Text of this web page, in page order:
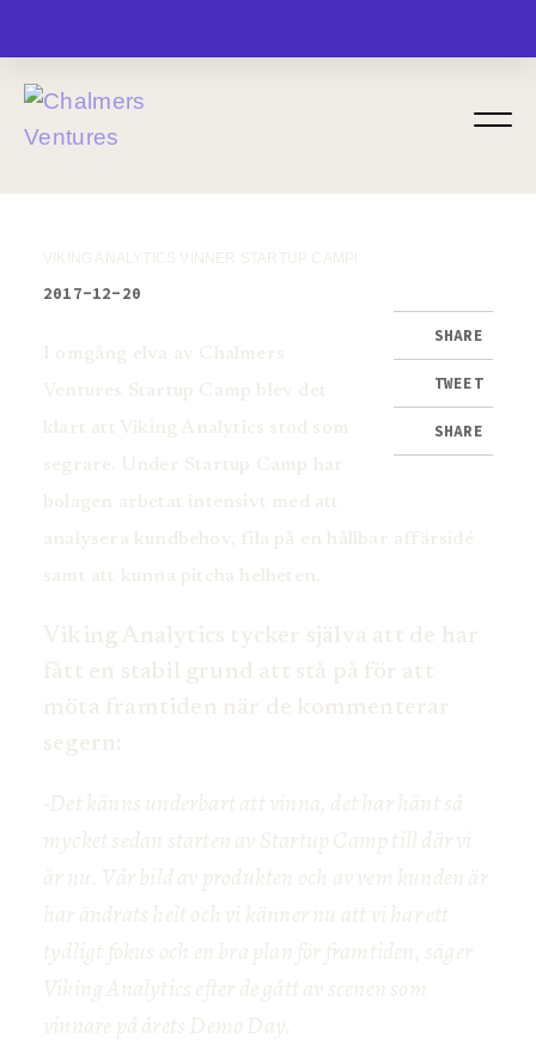
VIKING ANALYTICS VINNER STARTUP CAMP!
2017-12-20
SHARE
TWEET
SHARE
I omgång elva av Chalmers
Ventures Startup Camp blev det
klart att Viking Analytics stod som
segrare. Under Startup Camp har
bolagen arbetat intensivt med att
analysera kundbehov, fila på en hållbar affärsidé
samt att kunna pitcha helheten.
Viking Analytics tycker själva att de har
fått en stabil grund att stå på för att
möta framtiden när de kommenterar
segern:
-Det känns underbart att vinna, det har hänt så
mycket sedan starten av Startup Camp till där vi
är nu. Vår bild av produkten och av vem kunden är
har ändrats helt och vi känner nu att vi har ett
tydligt fokus och en bra plan för framtiden, säger
Viking Analytics efter de gått av scenen som
vinnare på årets Demo Day.